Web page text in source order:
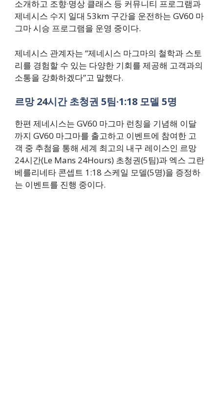
소개하고 조향·명상 클래스 등 커뮤니티 프로그램과
제네시스 수지 일대 53km 구간을 운전하는 GV60 마
그마 시승 프로그램을 운영 중이다.
제네시스 관계자는 “제네시스 마그마의 철학과 스토
리를 경험할 수 있는 다양한 기회를 제공해 고객과의
소통을 강화하겠다”고 말했다.
르망 24시간 초청권 5팀·1:18 모델 5명
한편 제네시스는 GV60 마그마 런칭을 기념해 이달
까지 GV60 마그마를 출고하고 이벤트에 참여한 고
객 중 추첨을 통해 세계 최고의 내구 레이스인 르망
24시간(Le Mans 24Hours) 초청권(5팀)과 엑스 그란
베를리네타 콘셉트 1:18 스케일 모델(5명)을 증정하
는 이벤트를 진행 중이다.